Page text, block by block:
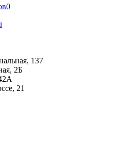
0
137
2Б
21